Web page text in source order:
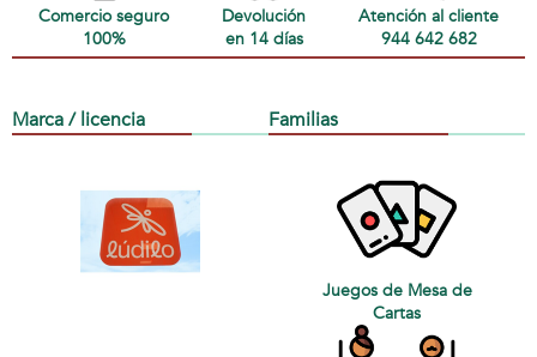
Comercio seguro
100%
Devolución
en 14 días
Atención al cliente
944 642 682
Marca / licencia Familias
Juegos de Mesa de
Cartas